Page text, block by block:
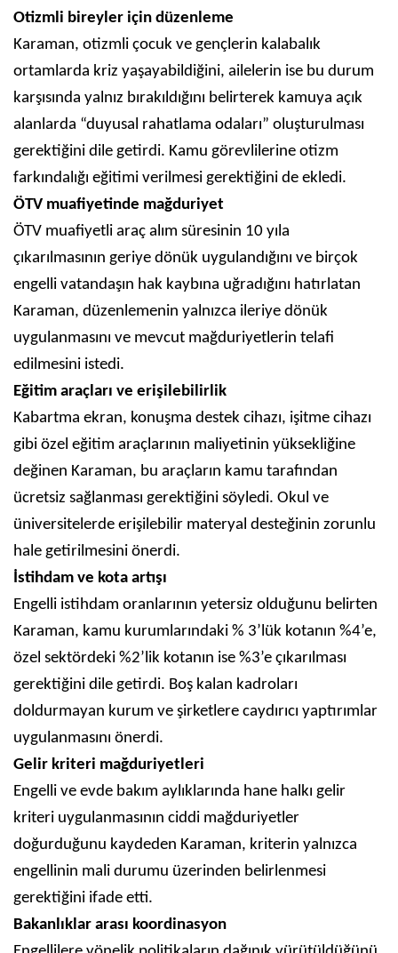
Otizmli bireyler için düzenleme
Karaman, otizmli çocuk ve gençlerin kalabalık
ortamlarda kriz yaşayabildiğini, ailelerin ise bu durum
karşısında yalnız bırakıldığını belirterek kamuya açık
alanlarda “duyusal rahatlama odaları” oluşturulması
gerektiğini dile getirdi. Kamu görevlilerine otizm
farkındalığı eğitimi verilmesi gerektiğini de ekledi.
ÖTV muafiyetinde mağduriyet
ÖTV muafiyetli araç alım süresinin 10 yıla
çıkarılmasının geriye dönük uygulandığını ve birçok
engelli vatandaşın hak kaybına uğradığını hatırlatan
Karaman, düzenlemenin yalnızca ileriye dönük
uygulanmasını ve mevcut mağduriyetlerin telafi
edilmesini istedi.
Eğitim araçları ve erişilebilirlik
Kabartma ekran, konuşma destek cihazı, işitme cihazı
gibi özel eğitim araçlarının maliyetinin yüksekliğine
değinen Karaman, bu araçların kamu tarafından
ücretsiz sağlanması gerektiğini söyledi. Okul ve
üniversitelerde erişilebilir materyal desteğinin zorunlu
hale getirilmesini önerdi.
İstihdam ve kota artışı
Engelli istihdam oranlarının yetersiz olduğunu belirten
Karaman, kamu kurumlarındaki % 3’lük kotanın %4’e,
özel sektördeki %2’lik kotanın ise %3’e çıkarılması
gerektiğini dile getirdi. Boş kalan kadroları
doldurmayan kurum ve şirketlere caydırıcı yaptırımlar
uygulanmasını önerdi.
Gelir kriteri mağduriyetleri
Engelli ve evde bakım aylıklarında hane halkı gelir
kriteri uygulanmasının ciddi mağduriyetler
doğurduğunu kaydeden Karaman, kriterin yalnızca
engellinin mali durumu üzerinden belirlenmesi
gerektiğini ifade etti.
Bakanlıklar arası koordinasyon